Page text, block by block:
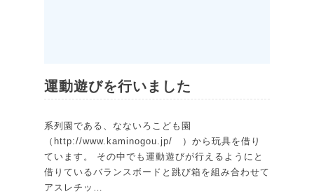
運動遊びを行いました
系列園である、なないろこども園
（http://www.kaminogou.jp/ ）から玩具を借り
ています。 その中でも運動遊びが行えるようにと
借りているバランスボードと跳び箱を組み合わせて
アスレチッ…